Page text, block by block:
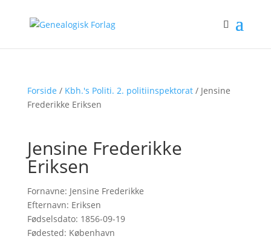
Forside / Kbh.'s Politi. 2. politiinspektorat/ Jensine
Frederikke Eriksen
Jensine Frederikke
Eriksen
Fornavne: Jensine Frederikke
Efternavn: Eriksen
Fødselsdato: 1856-09-19
Fødested: København